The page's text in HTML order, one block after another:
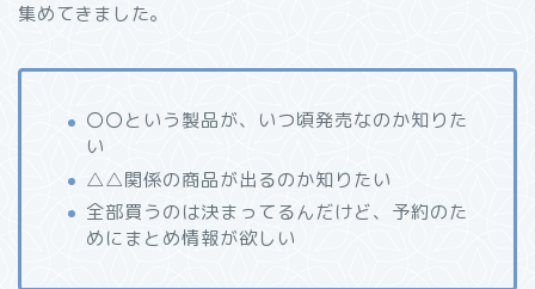
集めてきました。
〇〇という製品が、いつ頃発売なのか知りた
い
△△関係の商品が出るのか知りたい
全部買うのは決まってるんだけど、予約のた
めにまとめ情報が欲しい